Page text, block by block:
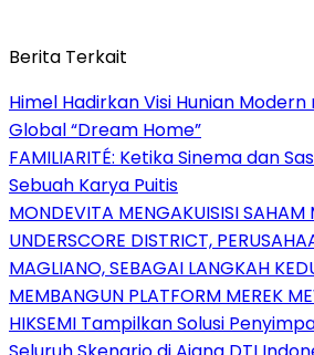
Berita Terkait
Himel Hadirkan Visi Hunian
Global “Dream Home”
FAMILIARITÉ: Ketika Sinema dan
Sebuah Karya Puitis
MONDEVITA MENGAKUISISI SAHAM
UNDERSCORE DISTRICT,
MAGLIANO, SEBAGAI LANGKAH
MEMBANGUN PLATFORM MEREK
HIKSEMI Tampilkan Solusi